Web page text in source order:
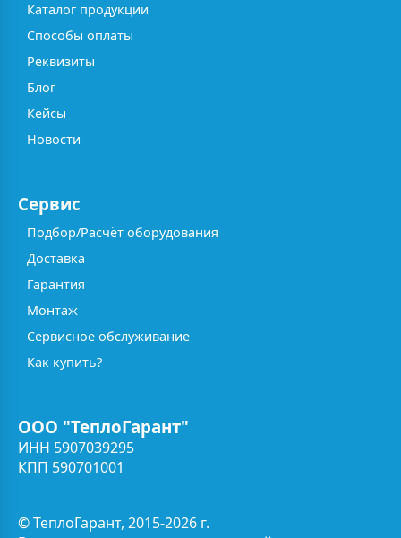
Каталог продукции
Способы оплаты
Реквизиты
Блог
Кейсы
Новости
Сервис
Подбор/Расчёт оборудования
Доставка
Гарантия
Монтаж
Сервисное обслуживание
Как купить?
ООО "ТеплоГарант"
ИНН 5907039295
КПП 590701001
© ТеплоГарант, 2015-2026 г.